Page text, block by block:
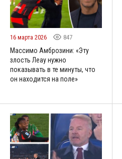
16 марта 2026 847
Массимо Амброзини: «Эту
злость Леау нужно
показывать в те минуты, что
он находится на поле»